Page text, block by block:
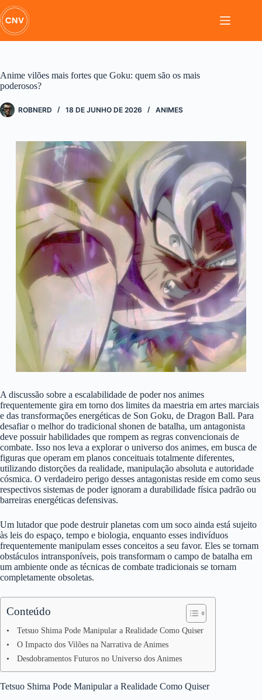
Pular
para
o
conteúdo
Anime vilões mais fortes que Goku: quem são os mais
poderosos?
ROBNERD 18 DE JUNHO DE 2026 ANIMES
A discussão sobre a escalabilidade de poder nos animes
frequentemente gira em torno dos limites da maestria em artes marciais
e das transformações energéticas de Son Goku, de Dragon Ball. Para
desafiar o melhor do tradicional shonen de batalha, um antagonista
deve possuir habilidades que rompem as regras convencionais de
combate. Isso nos leva a explorar o universo dos animes, em busca de
figuras que operam em planos conceituais totalmente diferentes,
utilizando distorções da realidade, manipulação absoluta e autoridade
cósmica. O verdadeiro perigo desses antagonistas reside em como seus
respectivos sistemas de poder ignoram a durabilidade física padrão ou
barreiras energéticas defensivas.
Um lutador que pode destruir planetas com um soco ainda está sujeito
às leis do espaço, tempo e biologia, enquanto esses indivíduos
frequentemente manipulam esses conceitos a seu favor. Eles se tornam
obstáculos intransponíveis, pois transformam o campo de batalha em
um ambiente onde as técnicas de combate tradicionais se tornam
completamente obsoletas.
Conteúdo
Tetsuo Shima Pode Manipular a Realidade Como Quiser
O Impacto dos Vilões na Narrativa de Animes
Desdobramentos Futuros no Universo dos Animes
Tetsuo Shima Pode Manipular a Realidade Como Quiser